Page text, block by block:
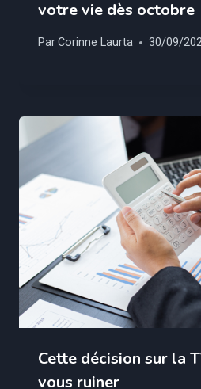
votre vie dès octobre
ParCorinne Laurta 30/09/
Cette décision sur la
vous ruiner